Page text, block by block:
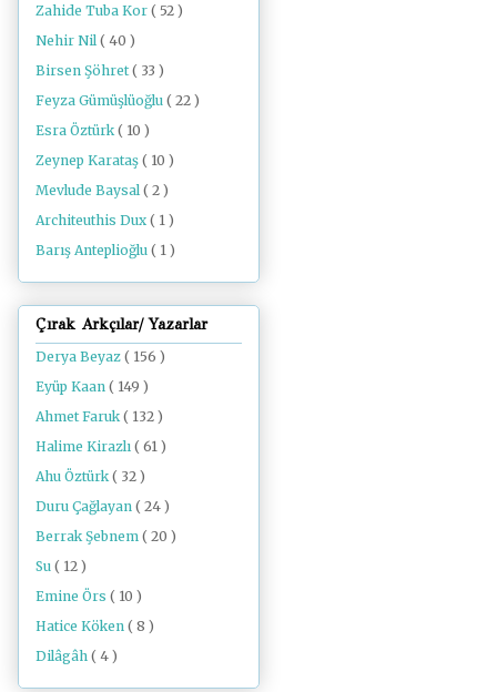
Zahide Tuba Kor ( 52 )
Nehir Nil ( 40 )
Birsen Şöhret ( 33 )
Feyza Gümüşlüoğlu ( 22 )
Esra Öztürk ( 10 )
Zeynep Karataş ( 10 )
Mevlude Baysal ( 2 )
Architeuthis Dux ( 1 )
Barış Anteplioğlu ( 1 )
Çırak Arkçılar/ Yazarlar
Derya Beyaz ( 156 )
Eyüp Kaan ( 149 )
Ahmet Faruk ( 132 )
Halime Kirazlı ( 61 )
Ahu Öztürk ( 32 )
Duru Çağlayan ( 24 )
Berrak Şebnem ( 20 )
Su ( 12 )
Emine Örs ( 10 )
Hatice Köken ( 8 )
Dilâgâh ( 4 )